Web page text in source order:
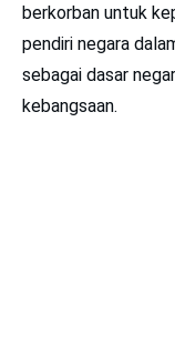
berkorban untuk
pendiri negara
sebagai dasar
kebangsaan.